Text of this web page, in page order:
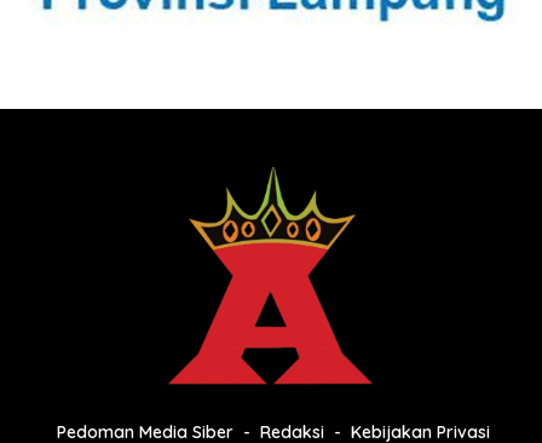
Pedoman Media Siber Redaksi Kebijakan Privasi